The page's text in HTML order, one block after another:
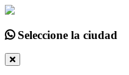
Seleccione la ciudad